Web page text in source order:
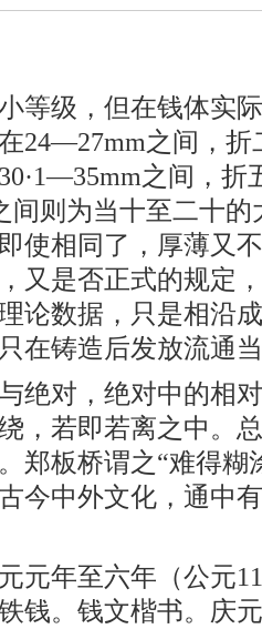
级，但在钱体实际
24—27mm之间，折
之间，
间则为当十至二十
使相同了，厚薄又
又是否正式的规定
论数据，只是相沿
在铸造后发放流通
对，绝对中的相对
，若即若离之中。
郑板桥谓之“难得糊
今中外文化，通中
年至六年（公元
钱。钱文楷书。庆